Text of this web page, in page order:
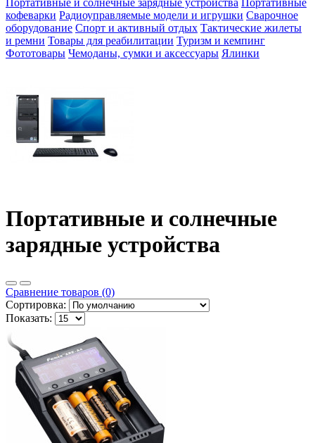
Портативные и солнечные зарядные устройства
Портативные
кофеварки Радиоуправляемые модели и игрушки Сварочное
оборудование Спорт и активный отдых Тактические жилеты
и ремни Товары для реабилитации Туризм и кемпинг
Фототовары Чемоданы, сумки и аксессуары Ялинки
Портативные и солнечные
зарядные устройства
Сравнение товаров (0)
Сортировка:
Показать: